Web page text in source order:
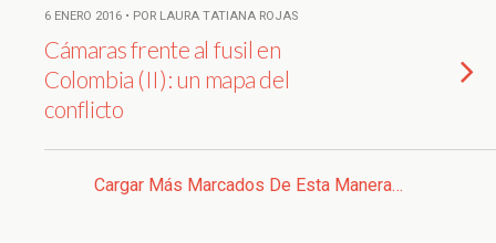
6 ENERO 2016 • POR LAURA TATIANA ROJAS
Cámaras frente al fusil en
Colombia (II): un mapa del
conflicto
Cargar Más Marcados De Esta Manera…